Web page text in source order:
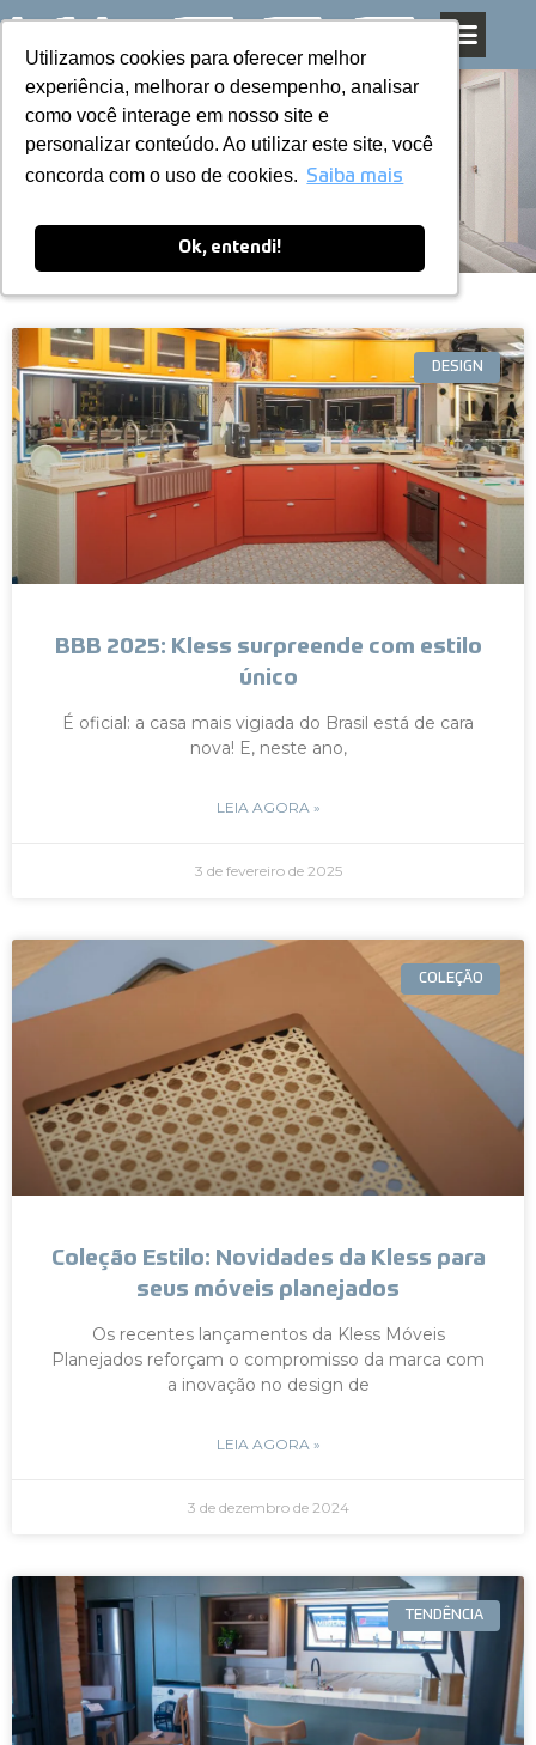
Utilizamos cookies para oferecer melhor
experiência, melhorar o desempenho, analisar
como você interage em nosso site e
personalizar conteúdo. Ao utilizar este site, você
concorda com o uso de cookies. Saiba mais
Ok, entendi!
Utilizamos cookies para oferecer melhor
experiência, melhorar o desempenho, analisar
como você interage em nosso site e
personalizar conteúdo. Ao utilizar este site, você
concorda com o uso de cookies. Saiba mais
Ok, entendi!
Pular
para
o
conteúdo
Blog
DESIGN
BBB 2025: Kless surpreende com estilo
único
É oficial: a casa mais vigiada do Brasil está de cara
nova! E, neste ano,
LEIA AGORA »
3 de fevereiro de 2025
COLEÇÃO
Coleção Estilo: Novidades da Kless para
seus móveis planejados
Os recentes lançamentos da Kless Móveis
Planejados reforçam o compromisso da marca com
a inovação no design de
LEIA AGORA »
3 de dezembro de 2024
TENDÊNCIA